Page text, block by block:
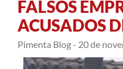
FALSOS
ACUSADOS
Pimenta Blog - 20 de